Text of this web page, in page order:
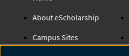
About eScholarship
Campus Sites